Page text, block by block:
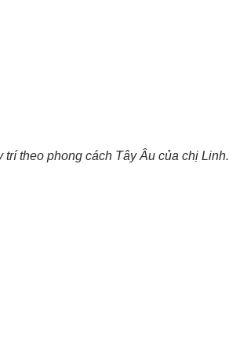
trí theo phong cách Tây Âu của chị Linh.